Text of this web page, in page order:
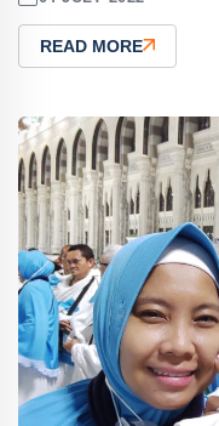
READ MORE